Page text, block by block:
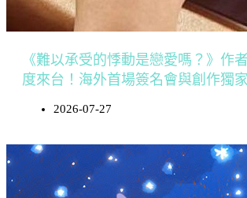
《難以承受的悸動是戀愛嗎？》作
度來台！海外首場簽名會與創作獨
2026-07-27